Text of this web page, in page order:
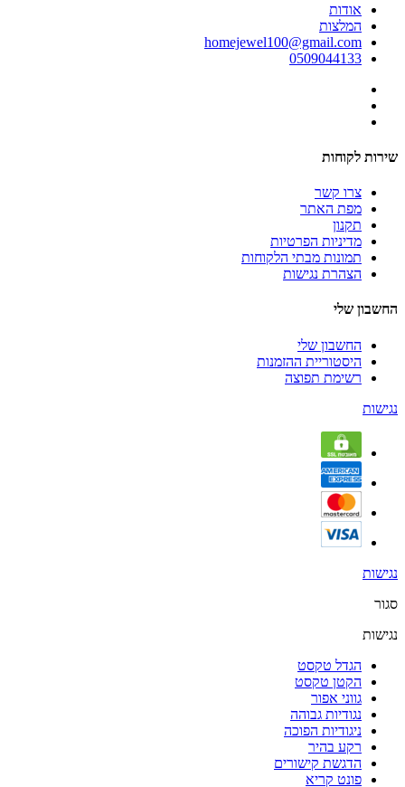
אודות
המלצות
homejewel100@gmail.com
0509044133
שירות לקוחות
צרו קשר
מפת האתר
תקנון
מדיניות הפרטיות
תמונות מבתי הלקוחות
הצהרת נגישות
החשבון שלי
החשבון שלי
היסטוריית ההזמנות
רשימת תפוצה
נגישות
נגישות
סגור
נגישות
הגדל טקסט
הקטן טקסט
גווני אפור
נגודיות גבוהה
ניגודיות הפוכה
רקע בהיר
הדגשת קישורים
פונט קריא